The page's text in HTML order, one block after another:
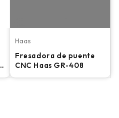
Haas
Fresadora de puente
CNC Haas GR-408